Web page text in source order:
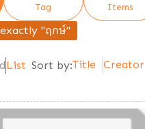
Tag
Items
"ฤกษ์"
List Sort by:Title Creator